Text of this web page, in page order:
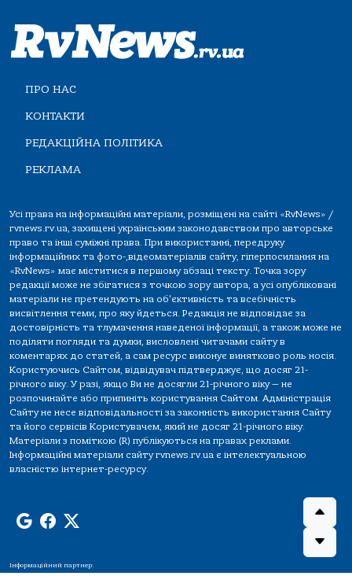
ПРО НАС
КОНТАКТИ
РЕДАКЦІЙНА ПОЛІТИКА
РЕКЛАМА
Усі права на інформаційні матеріали, розміщені на сайті «RvNews» /
rvnews.rv.ua, захищені українським законодавством про авторське
право та інші суміжні права. При використанні, передруку
інформаційних та фото-,відеоматеріалів сайту, гіперпосилання на
«RvNews» має міститися в першому абзаці тексту. Точка зору
редакції може не збігатися з точкою зору автора, а усі опубліковані
матеріали не претендують на об'єктивність та всебічність
висвітлення теми, про яку йдеться. Редакція не відповідає за
достовірність та тлумачення наведеної інформації, а також може не
поділяти погляди та думки, висловлені читачами сайту в
коментарях до статей, а сам ресурс виконує винятково роль носія.
Користуючись Сайтом, відвідувач підтверджує, що досяг 21-
річного віку. У разі, якщо Ви не досягли 21-річного віку — не
розпочинайте або припиніть користування Сайтом. Адміністрація
Сайту не несе відповідальності за законність використання Сайту
та його сервісів Користувачем, який не досяг 21-річного віку.
Матеріали з поміткою (R) публікуються на правах реклами.
Інформаційні матеріали сайту rvnews.rv.ua є інтелектуальною
власністю інтернет-ресурсу.
Інформаційний партнер: